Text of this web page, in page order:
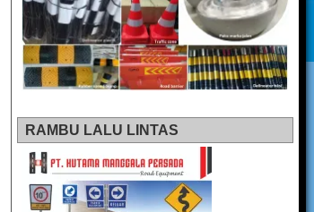
RAMBU LALU LINTAS